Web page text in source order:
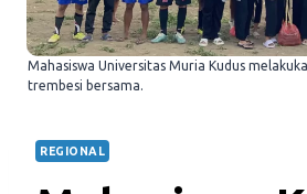
Mahasiswa Universitas Muria Kudus
trembesi bersama.
REGIONAL